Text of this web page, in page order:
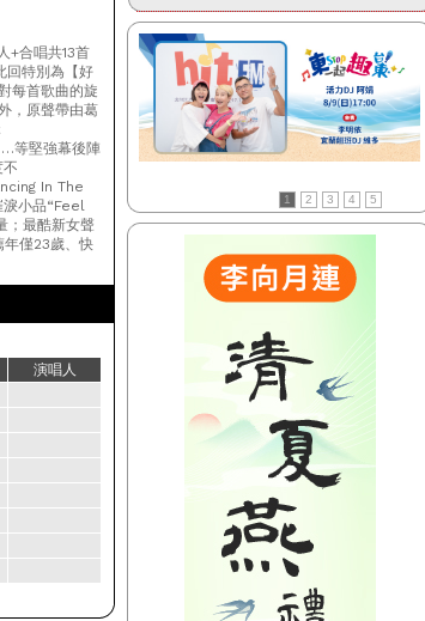
+合唱共13首
回特別為【好
每首歌曲的旋
，原聲帶由葛
等堅強幕後陣
In The
小品“Feel
；最酷新女聲
僅23歲、快
演唱人
(聯播)週六 HIT DJ
【HitFm正在進行】
(花東)
Hito放輕鬆
(聯播)週六 HIT DJ
【HitFm正在進行】
(北部)
嗑音樂-Kris
(聯播)週六 HIT DJ
1 2 3 4 5